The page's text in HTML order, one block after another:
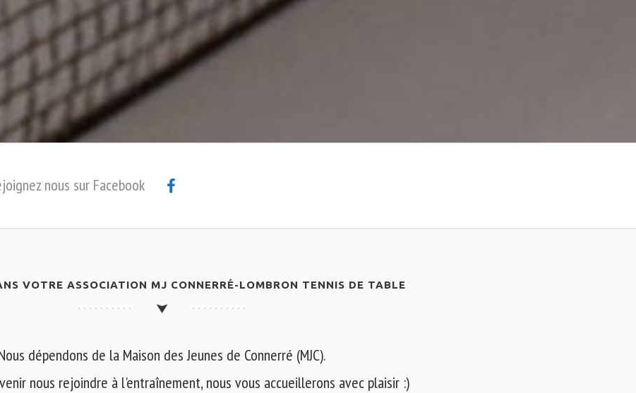
nous sur Facebook
VOTRE ASSOCIATION MJ CONNERRÉ-LOMBRON TENNIS DE TABLE
dépendons de la Maison des Jeunes de Connerré (MJC).
nous rejoindre à l'entraînement, nous vous accueillerons avec plaisir :)